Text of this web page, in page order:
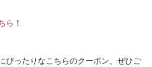
ら ！
ぴったりなこちらのクーポン、ぜひご